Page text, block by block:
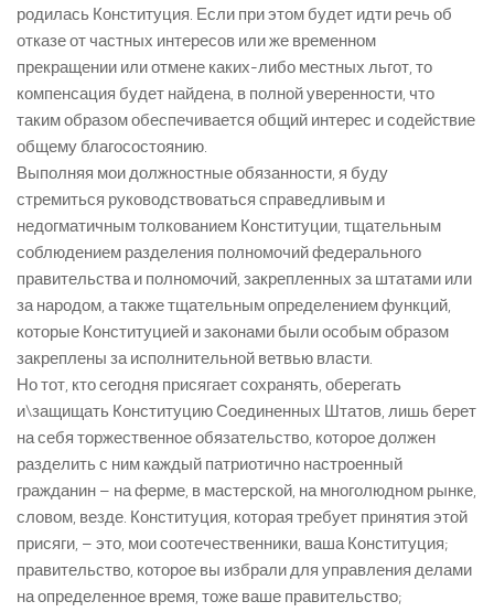
родилась Конституция. Если при этом будет идти речь об
отказе от частных интересов или же временном
прекращении или отмене каких-либо местных льгот, то
компенсация будет найдена, в полной уверенности, что
таким образом обеспечивается общий интерес и содействие
общему благосостоянию.
Выполняя мои должностные обязанности, я буду
стремиться руководствоваться справедливым и
недогматичным толкованием Конституции, тщательным
соблюдением разделения полномочий федерального
правительства и полномочий, закрепленных за штатами или
за народом, а также тщательным определением функций,
которые Конституцией и законами были особым образом
закреплены за исполнительной ветвью власти.
Но тот, кто сегодня присягает сохранять, оберегать
и\защищать Конституцию Соединенных Штатов, лишь берет
на себя торжественное обязательство, которое должен
разделить с ним каждый патриотично настроенный
гражданин – на ферме, в мастерской, на многолюдном рынке,
словом, везде. Конституция, которая требует принятия этой
присяги, – это, мои соотечественники, ваша Конституция;
правительство, которое вы избрали для управления делами
на определенное время, тоже ваше правительство;